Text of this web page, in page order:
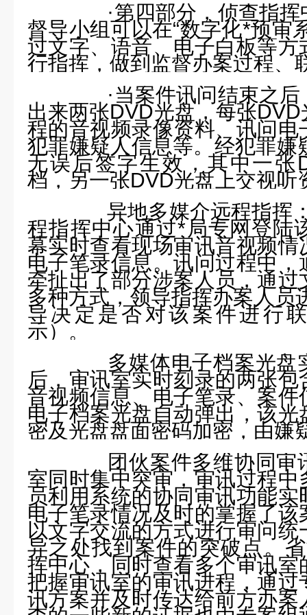
·第四部分，侦查指
督导小组可以在“数字化*预审
过文字、语音、电子白板等
行指挥，做到监督办案过程、
·当案件讯问结束之
出来两张DVD光盘，每张DVD
程的音视频录像资料、讯问
犯罪嫌疑人信息等。经犯罪嫌
无误后签字生效，其中一张
档，另一张DVD光盘上交视听
异地多媒介远程指挥
程指挥中心通过*局专网登陆
幕实时查看现场审讯音视频
电子笔录信息。讯问过程中
牵扯出了部分涉案人员，通
多种方式，领导指挥办案人员
导决定是否对该案件进行
示）。
多媒体电子档案光盘
后，审讯室实时刻录的两张
音视频信息、电子笔录、案
电子档案光盘自动弹出，该
密及光盘盘面密码加密，由嫌
团伙案件多维协同审
室同时集中突审，审讯过程
员利用系统的协同审讯功能
电子笔录情况及时的掌握了
以文字交流的方式进行审问
异之处找到案件的突破点。
挥中心，同时查看多个审讯
把握审讯室的审讯进程，通
讯方案并及时传达给前方办